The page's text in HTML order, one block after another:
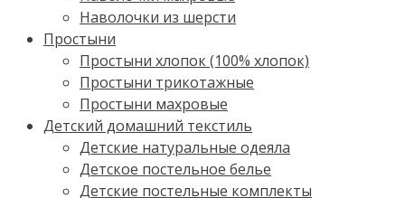
Наволочки из шерсти
Простыни
Простыни хлопок (100% хлопок)
Простыни трикотажные
Простыни махровые
Детский домашний текстиль
Детские натуральные одеяла
Детское постельное белье
Детские постельные комплекты